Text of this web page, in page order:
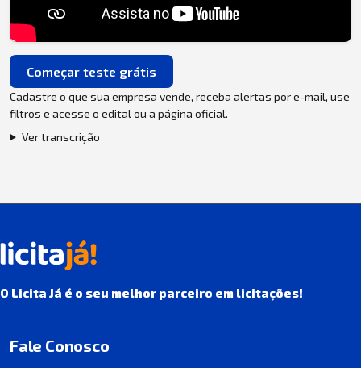
Começar teste grátis
Cadastre o que sua empresa vende, receba alertas por e-mail, use
filtros e acesse o edital ou a página oficial.
Ver transcrição
O Licita Já é o seu melhor parceiro em licitações!
Fale Conosco